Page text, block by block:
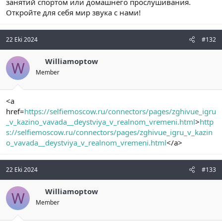
Откройте для себя мир звука с нами!
22 Eki 2024 #132
W Williamoptow
Member
<a
href=https://selfiemoscow.ru/connectors/pages/zghivue_igru
_v_kazino_vavada__deystviya_v_realnom_vremeni.html>http
s://selfiemoscow.ru/connectors/pages/zghivue_igru_v_kazin
o_vavada__deystviya_v_realnom_vremeni.html</a>
22 Eki 2024 #133
W Williamoptow
Member